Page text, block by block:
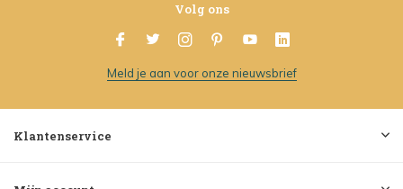
Volg ons
Meld je aan voor onze nieuwsbrief
Klantenservice